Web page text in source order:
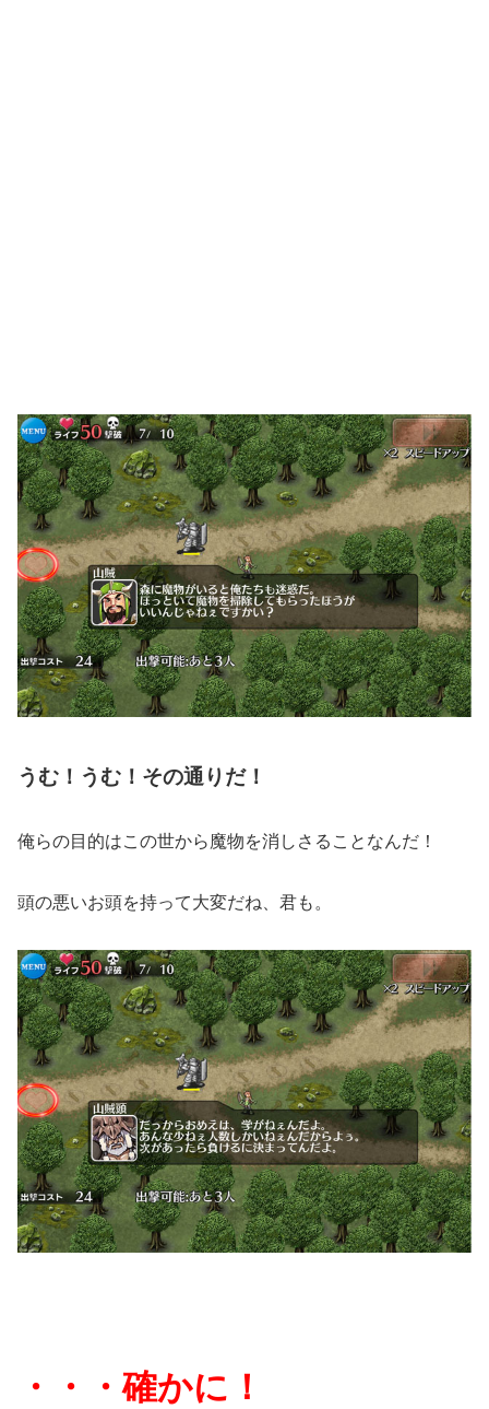
うむ！うむ！その通りだ！
俺らの目的はこの世から魔物を消しさることなんだ！
頭の悪いお頭を持って大変だね、君も。
・・・確かに！